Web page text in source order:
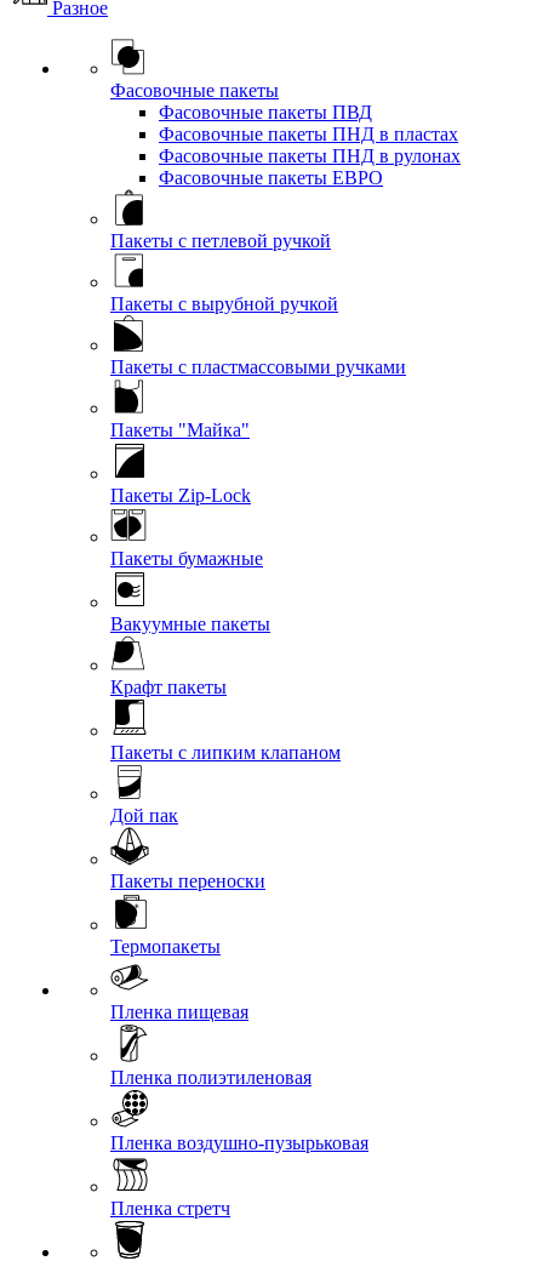
Разное
Фасовочные пакеты
Фасовочные пакеты ПВД
Фасовочные пакеты ПНД в пластах
Фасовочные пакеты ПНД в рулонах
Фасовочные пакеты ЕВРО
Пакеты с петлевой ручкой
Пакеты с вырубной ручкой
Пакеты с пластмассовыми ручками
Пакеты "Майка"
Пакеты Zip-Lock
Пакеты бумажные
Вакуумные пакеты
Крафт пакеты
Пакеты с липким клапаном
Дой пак
Пакеты переноски
Термопакеты
Пленка пищевая
Пленка полиэтиленовая
Пленка воздушно-пузырьковая
Пленка стретч